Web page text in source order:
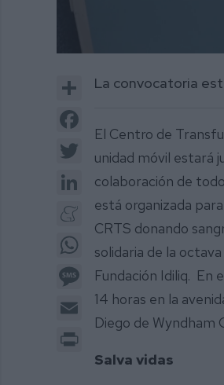
1
minute,
34
seconds
Share
Twitter
LinkedIn
Meneame
WhatsApp
Message
Email
Print
La convocatoria
El Centro de
unidad móvil estará
colaboración de
está organizada
CRTS donando
solidaria de la
Fundación Idiliq. En
14 horas en la
Diego de Wyndham
Salva vidas